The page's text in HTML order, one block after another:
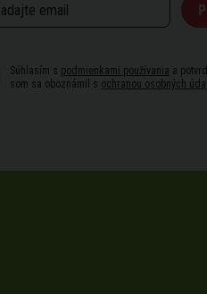
Súhlasím s podmienkami používania a
som sa oboznámil s ochranou osobných